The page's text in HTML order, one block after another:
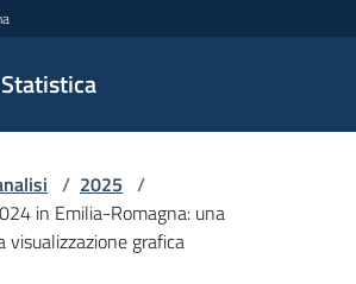
Statistica
/ 2025 /
in Emilia-Romagna: una
visualizzazione grafica